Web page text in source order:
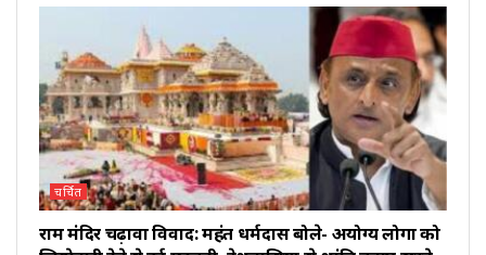
चर्चित
राम मंदिर चढ़ावा विवाद: महंत धर्मदास बोले- अयोग्य लोगों को